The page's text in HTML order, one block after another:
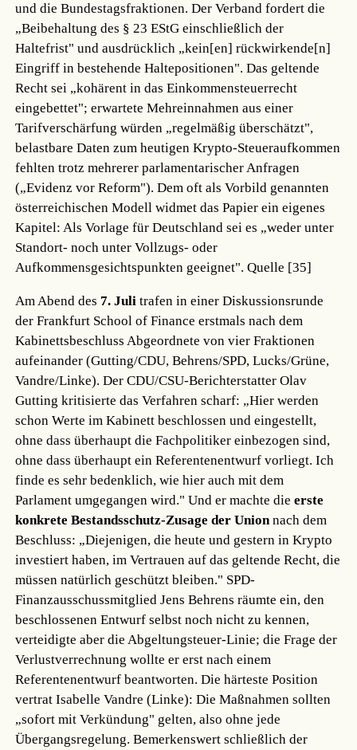
und die Bundestagsfraktionen. Der Verband fordert die
„Beibehaltung des § 23 EStG einschließlich der
Haltefrist" und ausdrücklich „kein[en] rückwirkende[n]
Eingriff in bestehende Haltepositionen". Das geltende
Recht sei „kohärent in das Einkommensteuerrecht
eingebettet"; erwartete Mehreinnahmen aus einer
Tarifverschärfung würden „regelmäßig überschätzt",
belastbare Daten zum heutigen Krypto-Steueraufkommen
fehlten trotz mehrerer parlamentarischer Anfragen
(„Evidenz vor Reform"). Dem oft als Vorbild genannten
österreichischen Modell widmet das Papier ein eigenes
Kapitel: Als Vorlage für Deutschland sei es „weder unter
Standort- noch unter Vollzugs- oder
Aufkommensgesichtspunkten geeignet".Quelle [35]
Am Abend des 7. Juli trafen in einer Diskussionsrunde
der Frankfurt School of Finance erstmals nach dem
Kabinettsbeschluss Abgeordnete von vier Fraktionen
aufeinander (Gutting/CDU, Behrens/SPD, Lucks/Grüne,
Vandre/Linke). Der CDU/CSU-Berichterstatter Olav
Gutting kritisierte das Verfahren scharf: „Hier werden
schon Werte im Kabinett beschlossen und eingestellt,
ohne dass überhaupt die Fachpolitiker einbezogen sind,
ohne dass überhaupt ein Referentenentwurf vorliegt. Ich
finde es sehr bedenklich, wie hier auch mit dem
Parlament umgegangen wird." Und er machte dieerste
konkrete Bestandsschutz-Zusage der Unionnach dem
Beschluss: „Diejenigen, die heute und gestern in Krypto
investiert haben, im Vertrauen auf das geltende Recht, die
müssen natürlich geschützt bleiben." SPD-
Finanzausschussmitglied Jens Behrens räumte ein, den
beschlossenen Entwurf selbst noch nicht zu kennen,
verteidigte aber die Abgeltungsteuer-Linie; die Frage der
Verlustverrechnung wollte er erst nach einem
Referentenentwurf beantworten. Die härteste Position
vertrat Isabelle Vandre (Linke): Die Maßnahmen sollten
„sofort mit Verkündung" gelten, also ohne jede
Übergangsregelung. Bemerkenswert schließlich der